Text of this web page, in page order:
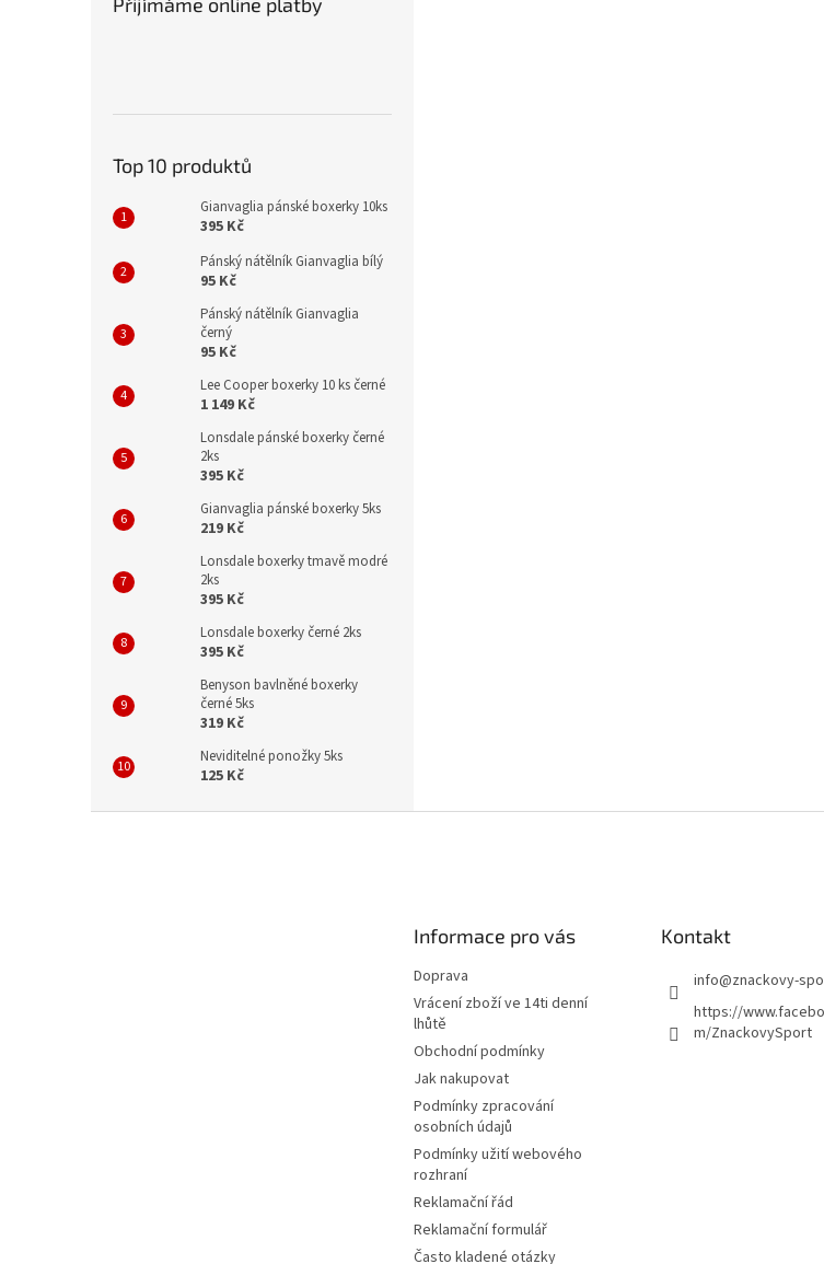
Top 10 produktů
Gianvaglia pánské boxerky 10ks
395 Kč
Pánský nátělník Gianvaglia bílý
95 Kč
Pánský nátělník Gianvaglia
černý
95 Kč
Lee Cooper boxerky 10 ks černé
1 149 Kč
Lonsdale pánské boxerky černé
2ks
395 Kč
Gianvaglia pánské boxerky 5ks
219 Kč
Lonsdale boxerky tmavě modré
2ks
395 Kč
Lonsdale boxerky černé 2ks
395 Kč
Benyson bavlněné boxerky
černé 5ks
319 Kč
Neviditelné ponožky 5ks
125 Kč
Informace pro vás
Doprava
Vrácení zboží ve 14ti denní
lhůtě
Obchodní podmínky
Jak nakupovat
Podmínky zpracování
osobních údajů
Podmínky užití webového
rozhraní
Reklamační řád
Reklamační formulář
Často kladené otázky
Kontakt
info@znackovy-
https://
m/ZnackovySport